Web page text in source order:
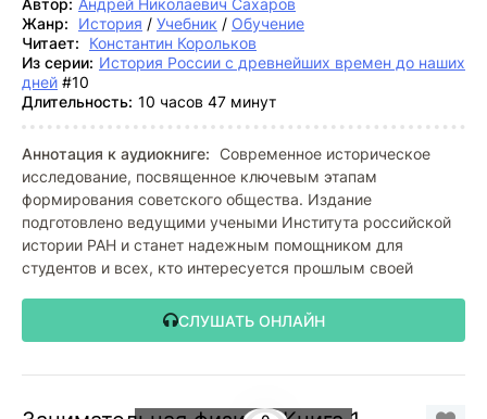
Автор: Андрей Николаевич Сахаров
Жанр:
История / Учебник / Обучение
Читает:
Константин Корольков
Из серии: История России с древнейших времен до наших
дней #10
Длительность: 10 часов 47 минут
Аннотация к аудиокниге: Современное историческое
исследование, посвященное ключевым этапам
формирования советского общества. Издание
подготовлено ведущими учеными Института российской
истории РАН и станет надежным помощником для
студентов и всех, кто интересуется прошлым своей
СЛУШАТЬ ОНЛАЙН